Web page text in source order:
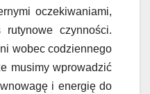
oczekiwaniami,
rutynowe czynności.
wobec codziennego
musimy wprowadzić
i energię do